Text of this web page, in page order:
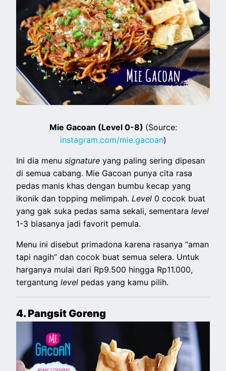
Mie Gacoan (Level 0-8) (Source:
instagram.com/mie.gacoan)
Ini dia menusignatureyang paling sering dipesan
di semua cabang. Mie Gacoan punya cita rasa
pedas manis khas dengan bumbu kecap yang
ikonik dan topping melimpah.Level 0 cocok buat
yang gak suka pedas sama sekali, sementaralevel
1-3 biasanya jadi favorit pemula.
Menu ini disebut primadona karena rasanya “aman
tapi nagih” dan cocok buat semua selera. Untuk
harganya mulai dari Rp9.500 hingga Rp11.000,
tergantunglevel pedas yang kamu pilih.
4. Pangsit Goreng